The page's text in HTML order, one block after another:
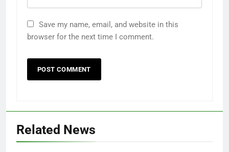
Save my name, email, and website in this
browser for the next time I comment.
Related News